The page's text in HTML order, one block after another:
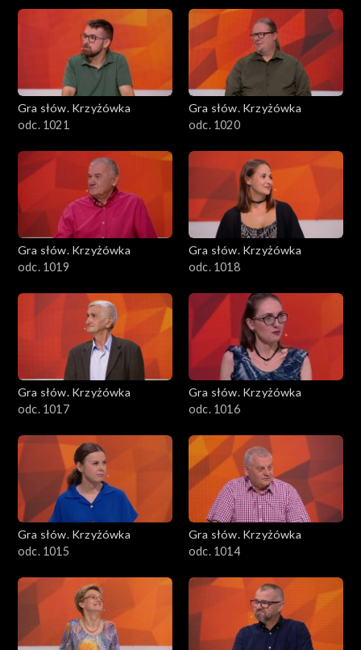
Gra słów. Krzyżówka
odc. 1021
Gra słów. Krzyżówka
odc. 1020
Gra słów. Krzyżówka
odc. 1019
Gra słów. Krzyżówka
odc. 1018
Gra słów. Krzyżówka
odc. 1017
Gra słów. Krzyżówka
odc. 1016
Gra słów. Krzyżówka
odc. 1015
Gra słów. Krzyżówka
odc. 1014